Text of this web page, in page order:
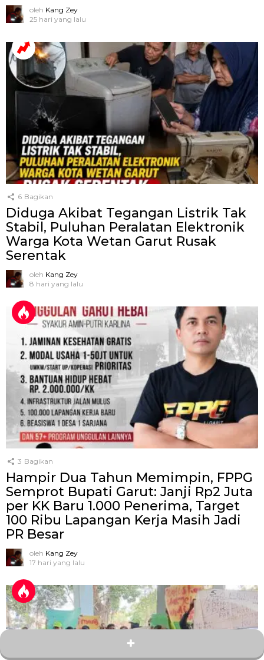
oleh Kang Zey
25 hari yang lalu
6 Bagikan
Diduga Akibat Tegangan Listrik Tak
Stabil, Puluhan Peralatan Elektronik
Warga Kota Wetan Garut Rusak
Serentak
oleh Kang Zey
8 hari yang lalu
3 Bagikan
Hampir Dua Tahun Memimpin, FPPG
Semprot Bupati Garut: Janji Rp2 Juta
per KK Baru 1.000 Penerima, Target
100 Ribu Lapangan Kerja Masih Jadi
PR Besar
oleh Kang Zey
17 hari yang lalu